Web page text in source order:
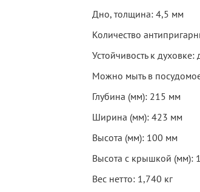
Дно, толщина: 4,5 мм
Количество
Устойчивость к духовке:
Можно мыть в
Глубина (мм): 215 мм
Ширина (мм): 423 мм
Высота (мм): 100 мм
Высота с крышкой (мм):
Вес нетто: 1,740 кг